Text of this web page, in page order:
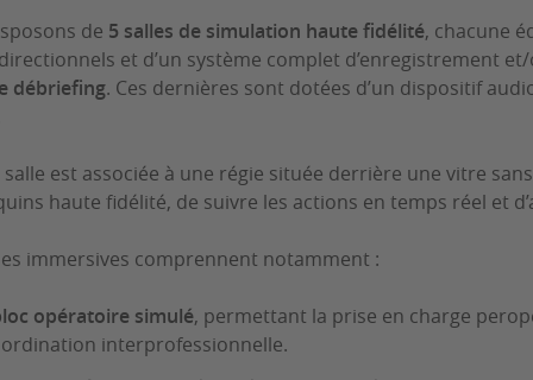
de 5 salles de simulation haute fidélité, chacune
et d’un système complet d’enregistrement
débriefing. Ces dernières sont dotées d’un dispositif
salle est associée à une régie située derrière une vitre
haute fidélité, de suivre les actions en temps réel et
immersives comprennent notamment :
opératoire simulé, permettant la prise en charge
interprofessionnelle.